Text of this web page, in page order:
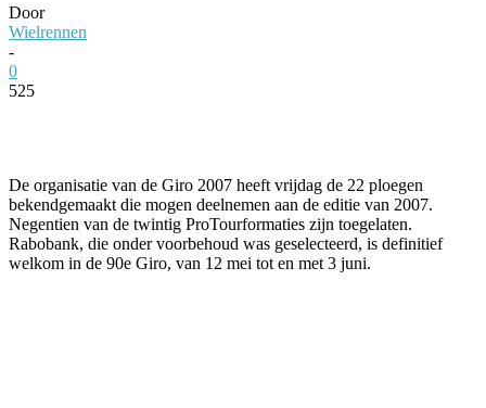
Door
Wielrennen
-
0
525
De organisatie van de Giro 2007 heeft vrijdag de 22 ploegen
bekendgemaakt die mogen deelnemen aan de editie van 2007.
Negentien van de twintig ProTourformaties zijn toegelaten.
Rabobank, die onder voorbehoud was geselecteerd, is definitief
welkom in de 90e Giro, van 12 mei tot en met 3 juni.